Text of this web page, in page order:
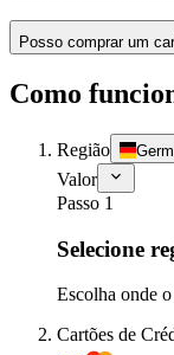
Posso comprar um
Como
Região
Valor
Passo 1
Selecione
Escolha onde
Cartões de